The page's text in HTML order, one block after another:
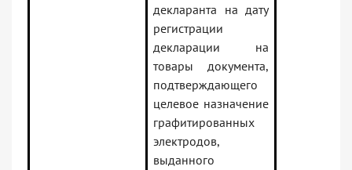
декларанта на дату
регистрации
декларации на
товары документа,
подтверждающего
целевое назначение
графитированных
электродов,
выданного